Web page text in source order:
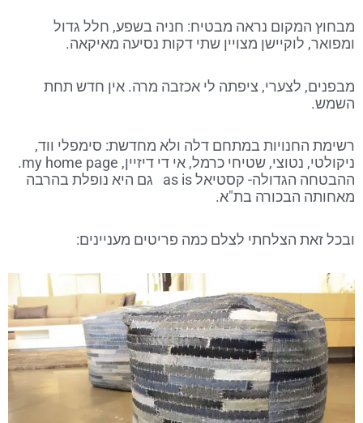
מבחוץ המקום נראה מבטיח: חניה בשפע, חלל גדול
ומפואר, לוקיישן מצויין שתי דקות נסיעה מאיקאה.
מבפנים, לצערי, ציפתה לי אכזבה מרה. אין חדש תחת
השמש.
רשימת החנויות במתחם דלה ולא מחדשת: סימפלי ווד,
ניקולטי, נטוצי, שטיחי כרמל, אי די דיזיין, my home page.
ההבטחה הגדולה- קסטיאל as is גם היא נופלת בהרבה
מאחותה הבכורה בת"א.
ובכל זאת הצלחתי לצלם כמה פריטים מעניינים: